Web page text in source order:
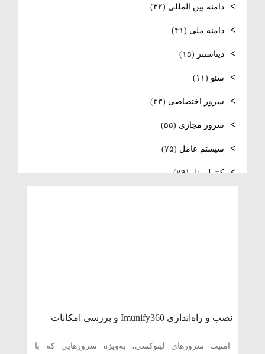
Windows Server
دامنه بین المللی (۳۲)
دامنه ملی (۴۱)
دیتاسنتر (۱۵)
سئو (۱۱)
سرور اختصاصی (۳۳)
سرور مجازی (۵۵)
سیستم عامل (۷۵)
کنترل پنل (۷۹)
ویدئو آموزشی (۱۵) نصب و راه‌اندازی Imunify360 و بررسی امکانات
امنیتی آن در سی‌پنل
امنیت سرورهای لینوکسی، به‌ویژه سرورهایی که با